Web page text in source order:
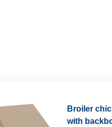
Broiler
with